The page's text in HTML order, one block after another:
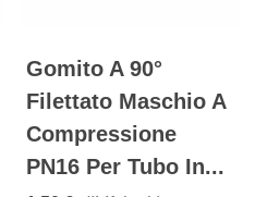
Gomito A 90°
Filettato Maschio A
Compressione
PN16 Per Tubo In...